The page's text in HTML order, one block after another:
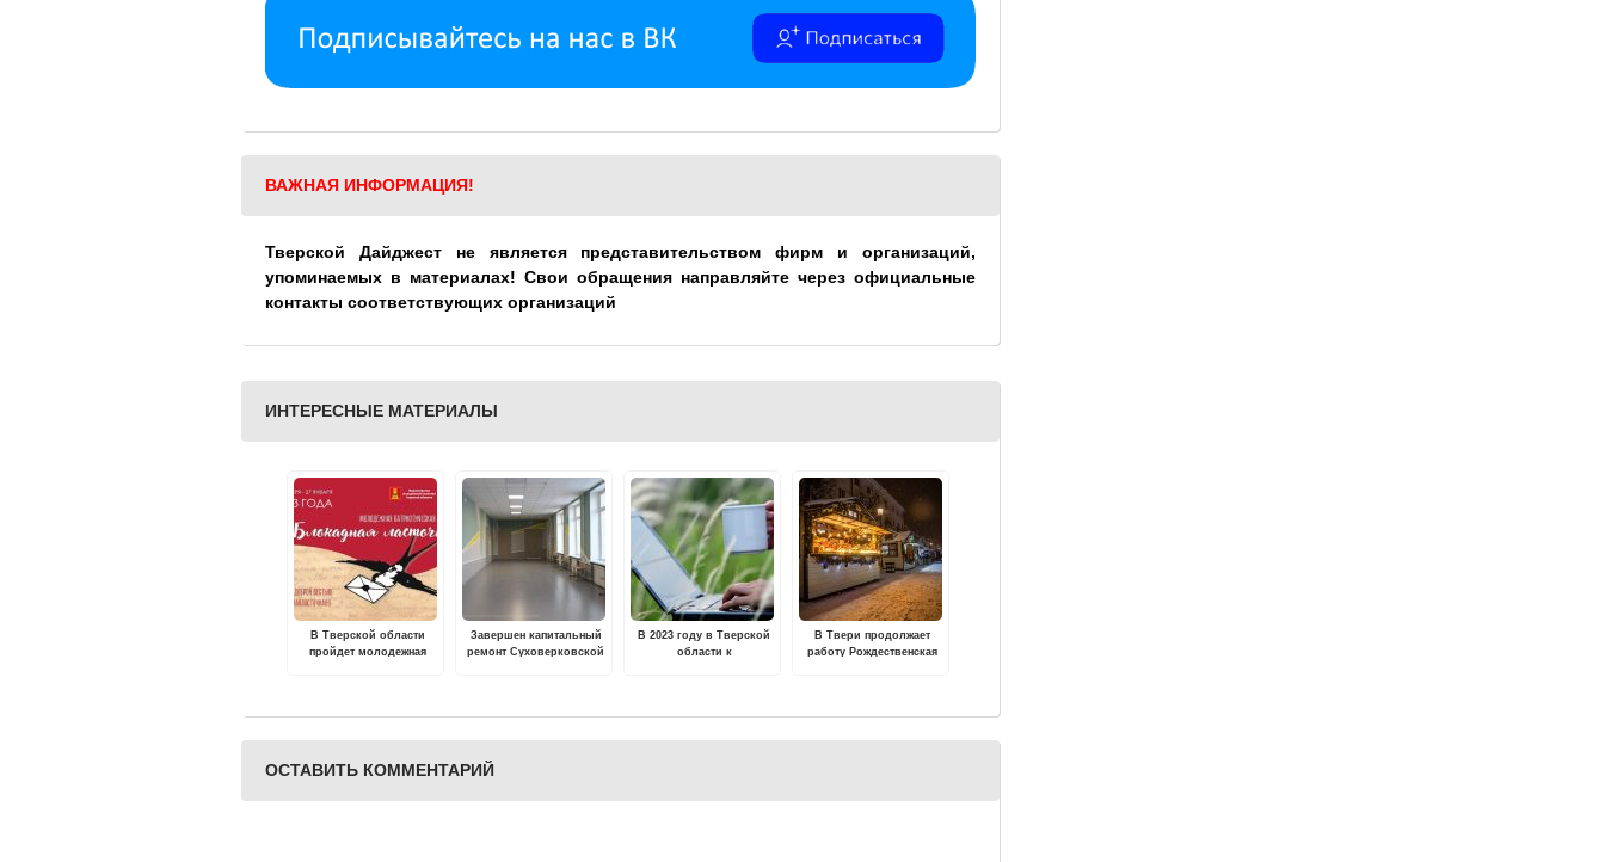
ВАЖНАЯ ИНФОРМАЦИЯ!
Тверской Дайджест не является представительством фирм и организаций,
упоминаемых в материалах! Свои обращения направляйте через официальные
контакты соответствующих организаций
ИНТЕРЕСНЫЕ МАТЕРИАЛЫ
В Тверской области
пройдет молодежная
Завершен капитальный
ремонт Суховерковской
В 2023 году в Тверской
области к
поселки
В Твери продолжает
работу Рождественская
ОСТАВИТЬ КОММЕНТАРИЙ